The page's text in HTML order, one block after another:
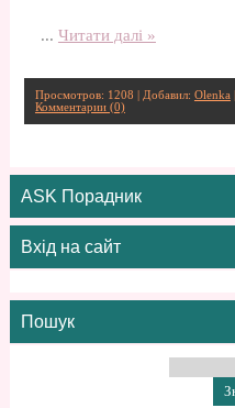
... Читати далі »
Просмотров: 1208 | Добавил: Olenka
Комментарии (0)
ASK Порадник
Вхід на сайт
Пошук